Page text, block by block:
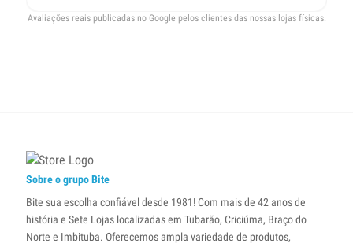
Avaliações reais publicadas no Google pelos clientes das nossas lojas físicas.
Sobre o grupo Bite
Bite sua escolha confiável desde 1981! Com mais de 42 anos de
história e Sete Lojas localizadas em Tubarão, Criciúma, Braço do
Norte e Imbituba. Oferecemos ampla variedade de produtos,